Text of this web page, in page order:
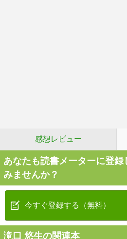
感想レビュー
あなたも読書メーターに登
みませんか？
今すぐ登録する（無料）
滝口 悠生の関連本